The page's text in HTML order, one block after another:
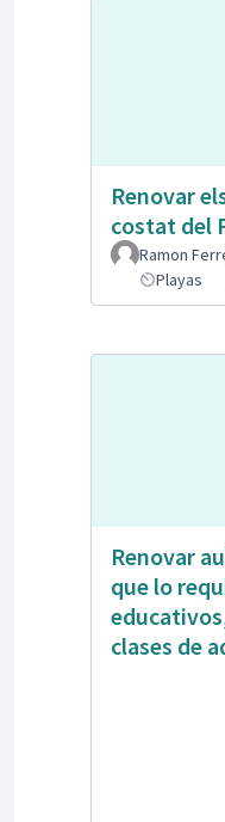
Renovar
costat del
Ramon
Playas
Renovar
que lo
clases de